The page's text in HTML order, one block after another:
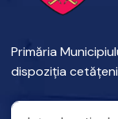
Primăria
dispoziția